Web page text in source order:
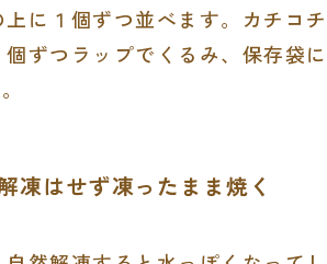
に１個ずつ並べます。カチコチ
ずつラップでくるみ、保存袋に
凍はせず凍ったまま焼く